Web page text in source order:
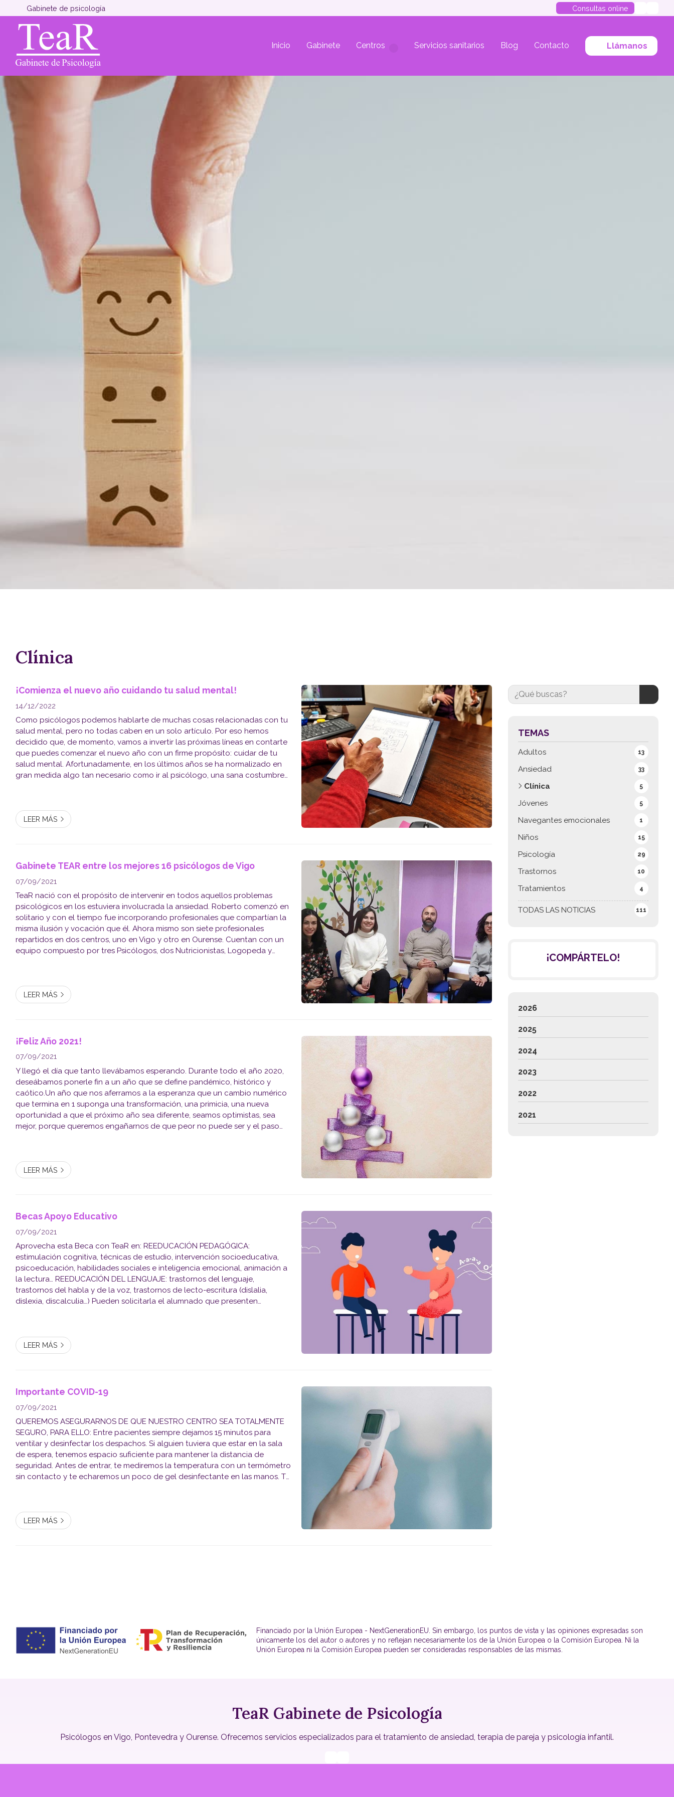
Gabinete de psicología Consultas online
Inicio Gabinete Centros Servicios sanitarios Blog Contacto Llámanos
Clínica
TEMAS
TODAS LAS NOTICIAS 111
Adultos 13
Ansiedad 33
Clínica 5
Jóvenes 5
Navegantes emocionales 1
Niños 15
Psicología 29
Trastornos 10
Tratamientos 4
¡Comienza el nuevo año cuidando tu salud mental!
14/12/2022
Como psicólogos podemos hablarte de muchas cosas relacionadas con tu
salud mental, pero no todas caben en un solo artículo. Por eso hemos
decidido que, de momento, vamos a invertir las próximas líneas en contarte
que puedes comenzar el nuevo año con un firme propósito: cuidar de tu
salud mental. Afortunadamente, en los últimos años se ha normalizado en
gran medida algo tan necesario como ir al psicólogo, una sana costumbre
LEER MÁS
Gabinete TEAR entre los mejores 16 psicólogos de Vigo
07/09/2021
TeaR nació con el propósito de intervenir en todos aquellos problemas
psicológicos en los estuviera involucrada la ansiedad. Roberto comenzó en
solitario y con el tiempo fue incorporando profesionales que compartían la
misma ilusión y vocación que él. Ahora mismo son siete profesionales
repartidos en dos centros, uno en Vigo y otro en Ourense. Cuentan con un
equipo compuesto por tres Psicólogos, dos Nutricionistas, Logopeda y
LEER MÁS
¡Feliz Año 2021!
07/09/2021
Y llegó el día que tanto llevábamos esperando. Durante todo el año 2020,
deseábamos ponerle fin a un año que se define pandémico, histórico y
caótico.Un año que nos aferramos a la esperanza que un cambio numérico
que termina en 1 suponga una transformación, una primicia, una nueva
oportunidad a que el próximo año sea diferente, seamos optimistas, sea
mejor, porque queremos engañarnos de que peor no puede ser y el paso
LEER MÁS
Becas Apoyo Educativo
07/09/2021
Aprovecha esta Beca con TeaR en: REEDUCACIÓN PEDAGÓGICA:
estimulación cognitiva, técnicas de estudio, intervención socioeducativa,
psicoeducación, habilidades sociales e inteligencia emocional, animación a
la lectura… REEDUCACIÓN DEL LENGUAJE: trastornos del lenguaje,
trastornos del habla y de la voz, trastornos de lecto-escritura (dislalia,
dislexia, discalculia…) Pueden solicitarla el alumnado que presenten
LEER MÁS
Importante COVID-19
07/09/2021
QUEREMOS ASEGURARNOS DE QUE NUESTRO CENTRO SEA TOTALMENTE
SEGURO, PARA ELLO: Entre pacientes siempre dejamos 15 minutos para
ventilar y desinfectar los despachos. Si alguien tuviera que estar en la sala
de espera, tenemos espacio suficiente para mantener la distancia de
seguridad. Antes de entrar, te mediremos la temperatura con un termómetro
sin contacto y te echaremos un poco de gel desinfectante en las manos. Te
LEER MÁS
¡COMPÁRTELO!
2026
2025
2024
2023
2022
2021
Financiado por la Unión Europea - NextGenerationEU. Sin embargo, los puntos de vista y las opiniones expresadas son
únicamente los del autor o autores y no reflejan necesariamente los de la Unión Europea o la Comisión Europea. Ni la
Unión Europea ni la Comisión Europea pueden ser consideradas responsables de las mismas.
TeaR Gabinete de Psicología
Psicólogos en Vigo, Pontevedra y Ourense. Ofrecemos servicios especializados para el tratamiento de ansiedad, terapia de pareja y psicología infantil.